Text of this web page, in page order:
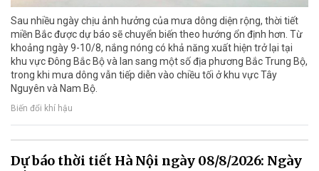
Sau nhiều ngày chịu ảnh hưởng của mưa dông diện rộng, thời tiết
miền Bắc được dự báo sẽ chuyển biến theo hướng ổn định hơn. Từ
khoảng ngày 9-10/8, nắng nóng có khả năng xuất hiện trở lại tại
khu vực Đông Bắc Bộ và lan sang một số địa phương Bắc Trung Bộ,
trong khi mưa dông vẫn tiếp diễn vào chiều tối ở khu vực Tây
Nguyên và Nam Bộ.
Biến đổi khí hậu
Dự báo thời tiết Hà Nội ngày 08/8/2026: Ngày